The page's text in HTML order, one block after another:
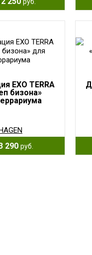
EXO TERRA
бизона»
290 руб.